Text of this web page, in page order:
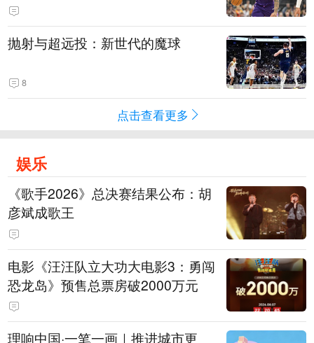
抛射与超远投：新世代的魔球
8
点击查看更多
娱乐
《歌手2026》总决赛结果公布：胡
彦斌成歌王
电影《汪汪队立大功大电影3：勇闯
恐龙岛》预售总票房破2000万元
理响中国·一笔一画｜推进城市更